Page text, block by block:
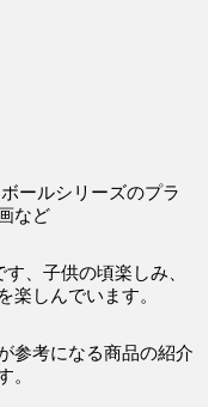
ールシリーズのプラ
など
、子供の頃楽しみ、
楽しんでいます。
参考になる商品の紹介
。